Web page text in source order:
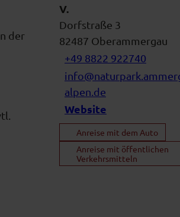
der
V.
Dorfstraße 3
82487 Oberammergau
+49 8822 922740
alpen.de
Website
Anreise mit dem Auto
Anreise mit öffentlichen
Verkehrsmitteln